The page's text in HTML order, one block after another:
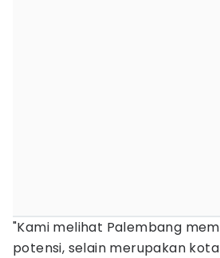
"Kami melihat Palembang
potensi, selain merupakan